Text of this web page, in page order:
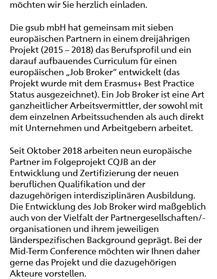
möchten wir Sie herzlich einladen.
Die gsub mbH hat gemeinsam mit sieben
europäischen Partnern in einem dreijährigen
Projekt (2015 – 2018) das Berufsprofil und ein
darauf aufbauendes Curriculum für einen
europäischen „Job Broker“ entwickelt (das
Projekt wurde mit dem Erasmus+ Best Practice
Status ausgezeichnet). EinJob Broker ist eine Art
ganzheitlicher Arbeitsvermittler, der sowohl mit
dem einzelnen Arbeitssuchenden als auch direkt
mit Unternehmen und Arbeitgebern arbeitet.
Seit Oktober 2018 arbeiten neun europäische
Partner im Folgeprojekt CQJB an der
Entwicklung und Zertifizierung der neuen
beruflichen Qualifikation und der
dazugehörigen interdisziplinären Ausbildung.
Die Entwicklung desJob Brokerwird maßgeblich
auch von der Vielfalt der Partnergesellschaften/-
organisationen und ihrem jeweiligen
länderspezifischen Background geprägt. Bei der
Mid-Term Conference möchten wir Ihnen daher
gerne das Projekt und die dazugehörigen
Akteure vorstellen.